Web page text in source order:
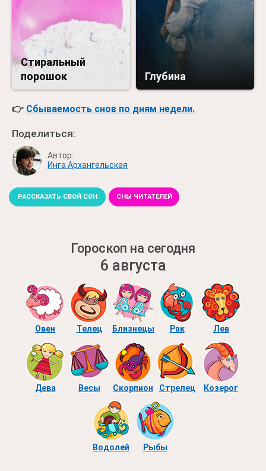
Стиральный
порошок
Глубина
👉 Сбываемость снов по дням недели.
Поделиться:
Автор:
Инга Архангельская
РАССКАЗАТЬ СВОЙ СОН СНЫ ЧИТАТЕЛЕЙ
Гороскоп на сегодня
6 августа
Овен Телец Близнецы Рак Лев
Дева Весы Скорпион Стрелец Козерог
Водолей Рыбы